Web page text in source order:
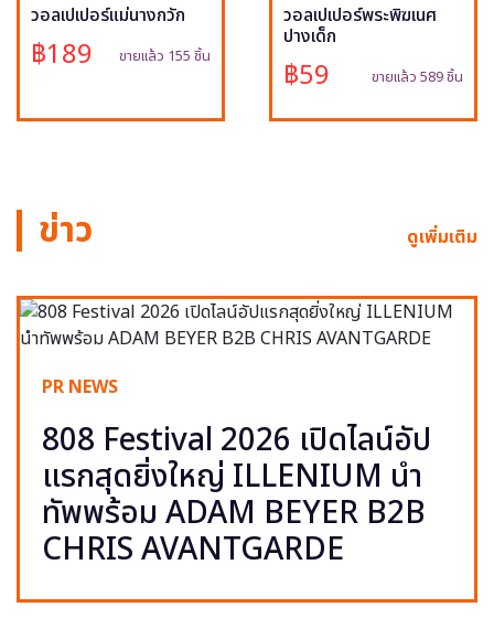
วอลเปเปอร์แม่นางกวัก
฿189 ขายแล้ว 155 ชิ้น
วอลเปเปอร์พระพิฆเนศ
ปางเด็ก
฿59 ขายแล้ว 589 ชิ้น
ข่าว ดูเพิ่มเติม
PR NEWS
808 Festival 2026 เปิดไลน์อัป
แรกสุดยิ่งใหญ่ ILLENIUM นำ
ทัพพร้อม ADAM BEYER B2B
CHRIS AVANTGARDE